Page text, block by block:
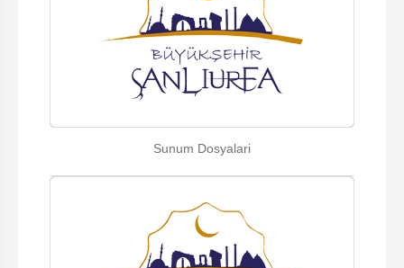
Sunum Dosyalari